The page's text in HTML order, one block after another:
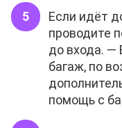
Если идёт
проводите
до входа. —
багаж, по
помощь с